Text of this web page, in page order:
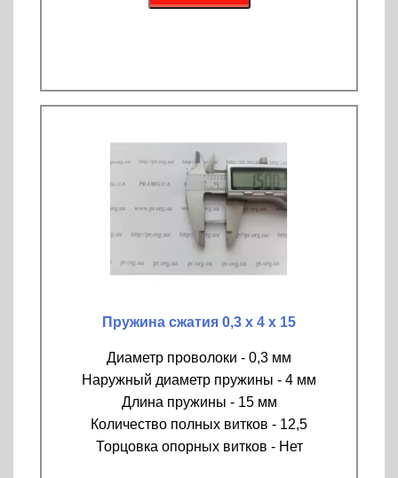
Пружина сжатия 0,3 х 4 х 15
Диаметр проволоки - 0,3 мм
Наружный диаметр пружины - 4 мм
Длина пружины - 15 мм
Количество полных витков - 12,5
Торцовка опорных витков - Нет